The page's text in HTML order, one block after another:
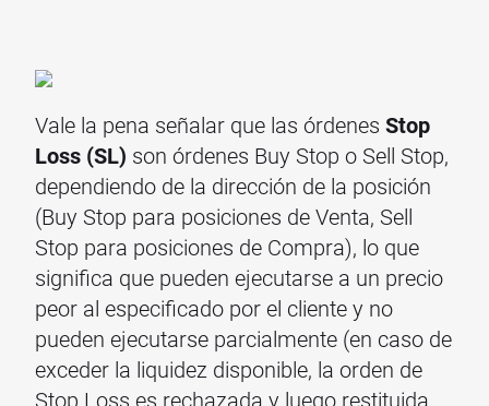
Vale la pena señalar que las órdenes Stop
Loss (SL) son órdenes Buy Stop o Sell Stop,
dependiendo de la dirección de la posición
(Buy Stop para posiciones de Venta, Sell
Stop para posiciones de Compra), lo que
significa que pueden ejecutarse a un precio
peor al especificado por el cliente y no
pueden ejecutarse parcialmente (en caso de
exceder la liquidez disponible, la orden de
Stop Loss es rechazada y luego restituida